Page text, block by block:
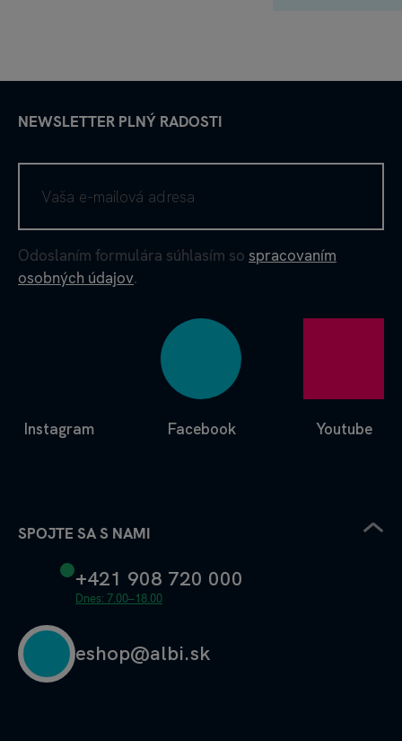
NEWSLETTER PLNÝ RADOSTI
Odoslaním formulára súhlasím so spracovaním
osobných údajov.
Facebook
Instagram Youtube
SPOJTE SA S NAMI
+421 908 720 000
Dnes: 7.00–18.00
eshop@albi.sk